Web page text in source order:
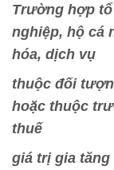
Trường hợp
nghiệp, hộ cá
hóa, dịch vụ
thuộc đối
hoặc thuộc
thuế
giá trị gia